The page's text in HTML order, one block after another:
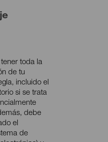
toda la
de tu
incluido el
si se trata
debe
el
de